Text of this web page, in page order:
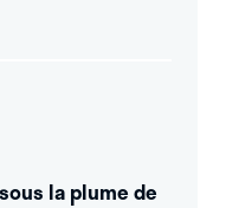
la plume de